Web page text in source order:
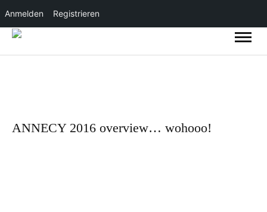
Anmelden Registrieren
ANNECY 2016 overview… wohooo!